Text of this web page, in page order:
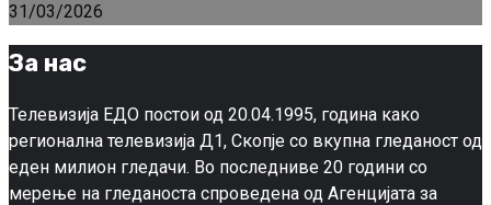
31/03/2026
За нас
Телевизија ЕДО постои од 20.04.1995, година како
регионална телевизија Д1, Скопје со вкупна гледаност од
еден милион гледачи. Во последниве 20 години со
мерење на гледаноста спроведена од Агенцијата за